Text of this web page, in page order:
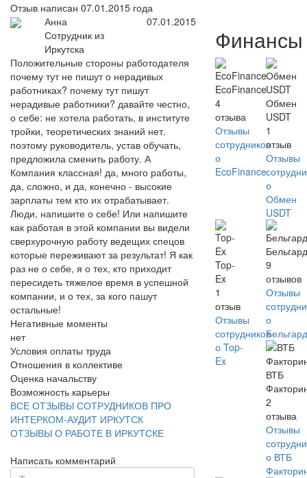
Отзыв написан 07.01.2015 года
Анна
Сотрудник из
Иркутска
07.01.2015
Положительные стороны работодателя
почему тут не пишут о нерадивых
работниках? почему тут пишут
нерадивые работники? давайте честно,
о себе: не хотела работать, в институте
тройки, теоретических знаний нет.
поэтому руководитель, устав обучать,
предложила сменить работу. А
Компания классная! да, много работы,
да, сложно, и да, конечно - высокие
зарплаты тем кто их отрабатывает.
Люди, напишите о себе! Или напишите
как работая в этой компании вы видели
сверхурочную работу ведещих спецов
которые переживают за результат! Я как
раз не о себе, я о тех, кто приходит
пересидеть тяжелое время в успешной
компании, и о тех, за кого пашут
остальные!
Негативные моменты
нет
Условия оплаты труда
Отношения в коллективе
Оценка начальству
Возможность карьеры
ВСЕ ОТЗЫВЫ СОТРУДНИКОВ ПРО
ИНТЕРКОМ-АУДИТ ИРКУТСК
ОТЗЫВЫ О РАБОТЕ В ИРКУТСКЕ
Написать комментарий
Финансы
EcoFinance
4
отзыва
Отзывы
сотрудников
о
EcoFinance
Обмен
USDT
1
отзыв
Отзывы
о
Обмен
USDT
Top-
Ex
1
отзыв
Отзывы
сотрудников
о Top-
Ex
9
отзывов
Отзывы
о
ВТБ
2
отзыва
Отзывы
о ВТБ